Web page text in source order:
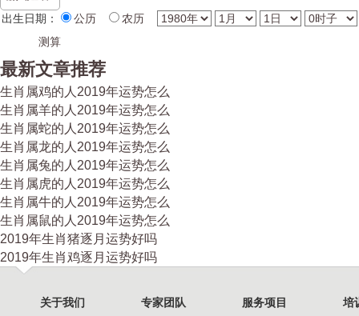
出生日期： 公历 农历
最新文章推荐
生肖属鸡的人2019年运势怎么
生肖属羊的人2019年运势怎么
生肖属蛇的人2019年运势怎么
生肖属龙的人2019年运势怎么
生肖属兔的人2019年运势怎么
生肖属虎的人2019年运势怎么
生肖属牛的人2019年运势怎么
生肖属鼠的人2019年运势怎么
2019年生肖猪逐月运势好吗
2019年生肖鸡逐月运势好吗
关于我们 专家团队 服务项目 培